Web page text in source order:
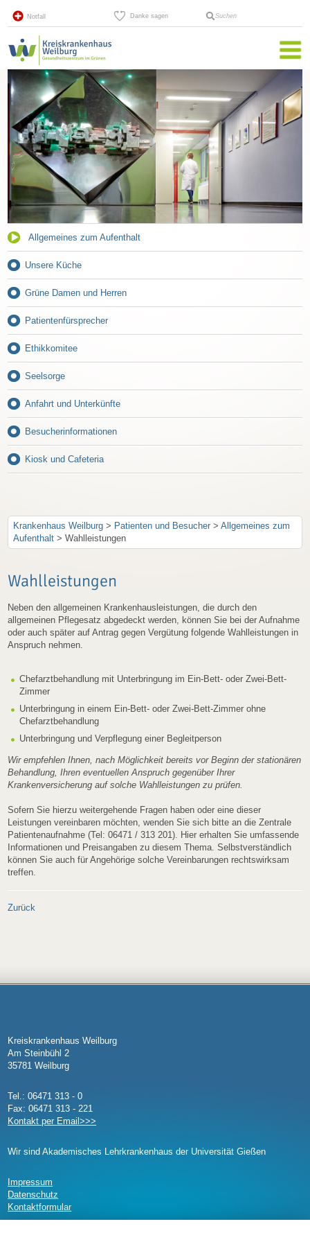
Notfall Danke sagen Suchen
Allgemeines zum Aufenthalt
Unsere Küche
Grüne Damen und Herren
Patientenfürsprecher
Ethikkomitee
Seelsorge
Anfahrt und Unterkünfte
Besucherinformationen
Kiosk und Cafeteria
Krankenhaus Weilburg > Patienten und Besucher >Allgemeines zum
Aufenthalt >Wahlleistungen
Wahlleistungen
Neben den allgemeinen Krankenhausleistungen, die durch den
allgemeinen Pflegesatz abgedeckt werden, können Sie bei der Aufnahme
oder auch später auf Antrag gegen Vergütung folgende Wahlleistungen in
Anspruch nehmen.
Chefarztbehandlung mit Unterbringung im Ein-Bett- oder Zwei-Bett-
Zimmer
Unterbringung in einem Ein-Bett- oder Zwei-Bett-Zimmer ohne
Chefarztbehandlung
Unterbringung und Verpflegung einer Begleitperson
Wir empfehlen Ihnen, nach Möglichkeit bereits vor Beginn der stationären
Behandlung, Ihren eventuellen Anspruch gegenüber Ihrer
Krankenversicherung auf solche Wahlleistungen zu prüfen.
Sofern Sie hierzu weitergehende Fragen haben oder eine dieser
Leistungen vereinbaren möchten, wenden Sie sich bitte an die Zentrale
Patientenaufnahme (Tel: 06471 / 313 201). Hier erhalten Sie umfassende
Informationen und Preisangaben zu diesem Thema. Selbstverständlich
können Sie auch für Angehörige solche Vereinbarungen rechtswirksam
treffen.
Zurück
Kreiskrankenhaus Weilburg
Am Steinbühl 2
35781 Weilburg
Tel.: 06471 313 - 0
Fax: 06471 313 - 221
Kontakt per Email>>>
Wir sind Akademisches Lehrkrankenhaus der Universität Gießen
Impressum
Datenschutz
Kontaktformular